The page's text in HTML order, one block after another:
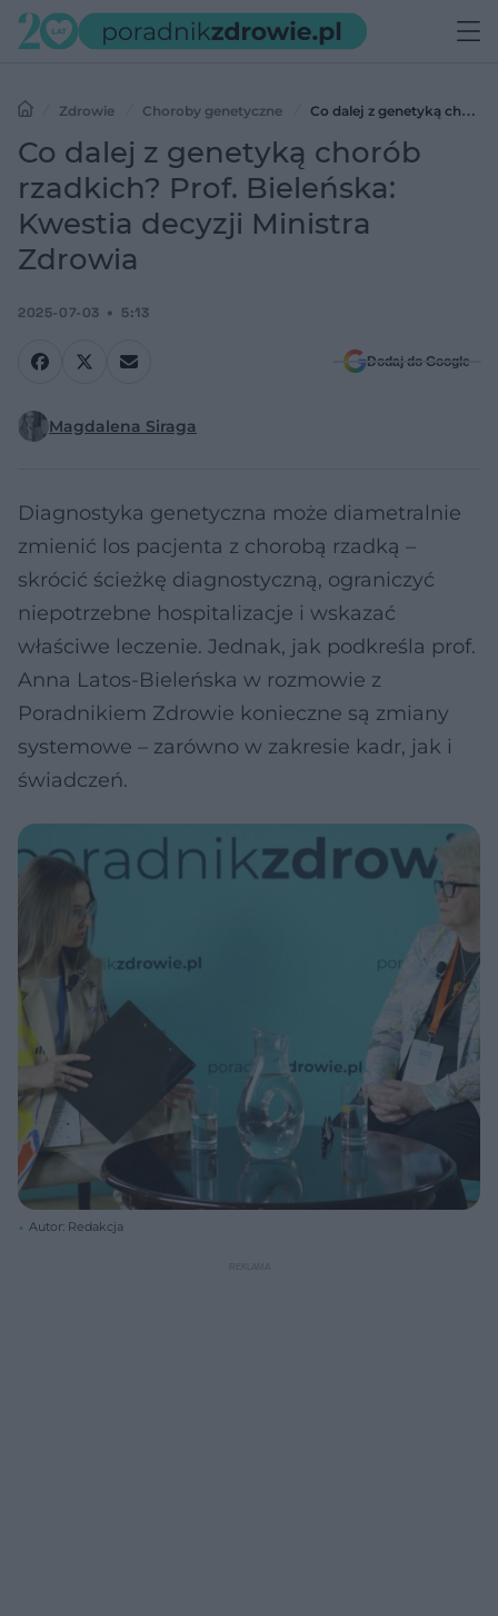
Zdrowie Choroby genetyczne
Co dalej z genetyką chorób
rzadkich? Prof. Bieleńska: Kwestia decyzji Ministra Zdrowia
Co dalej z genetyką chorób
rzadkich? Prof. Bieleńska:
Kwestia decyzji Ministra
Zdrowia
2025-07-03 5:13
Dodaj do Google
Magdalena Siraga
Diagnostyka genetyczna może diametralnie
zmienić los pacjenta z chorobą rzadką –
skrócić ścieżkę diagnostyczną, ograniczyć
niepotrzebne hospitalizacje i wskazać
właściwe leczenie. Jednak, jak podkreśla prof.
Anna Latos-Bieleńska w rozmowie z
Poradnikiem Zdrowie konieczne są zmiany
systemowe – zarówno w zakresie kadr, jak i
świadczeń.
Autor: Redakcja